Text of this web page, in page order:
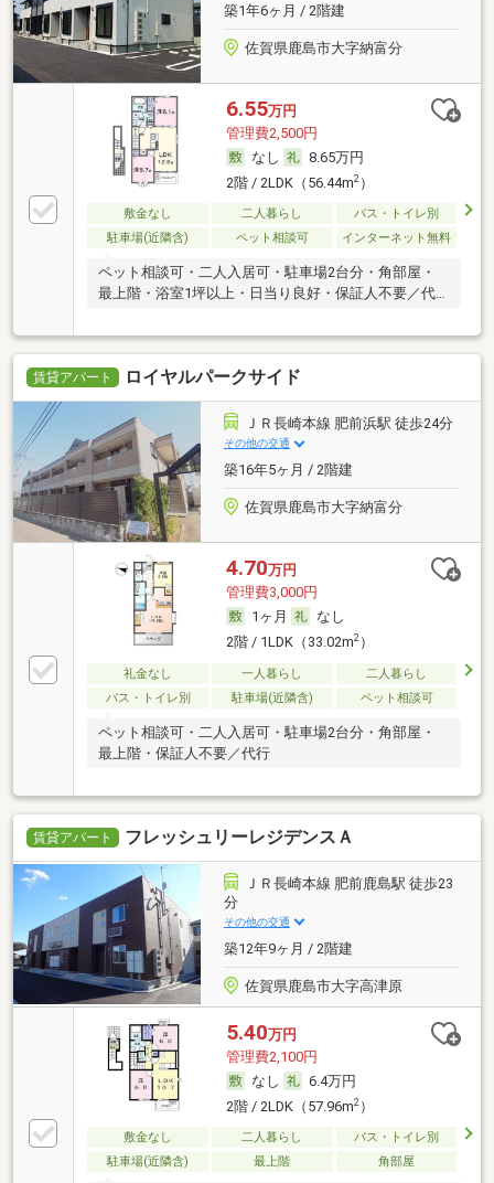
築1年6ヶ月 / 2階建
佐賀県鹿島市大字納富分
6.55万円
管理費2,500円
なし
8.65万円
2階 / 2LDK（56.44m2）
敷金なし 二人暮らし
バス・トイレ別
駐車場(近隣含)
ペット相談可 インターネット無料
ペット相談可・二人入居可・駐車場2台分・角部屋・
最上階・浴室1坪以上・日当り良好・保証人不要／代
賃貸アパート ロイヤルパークサイド
ＪＲ長崎本線 肥前浜駅 徒歩24分
その他の交通
築16年5ヶ月 / 2階建
佐賀県鹿島市大字納富分
4.70万円
管理費3,000円
1ヶ月
なし
2階 / 1LDK（33.02m2）
礼金なし 一人暮らし
二人暮らし
バス・トイレ別
駐車場(近隣含) ペット相談可
ペット相談可・二人入居可・駐車場2台分・角部屋・
最上階・保証人不要／代行
賃貸アパート フレッシュリーレジデンスＡ
ＪＲ長崎本線 肥前鹿島駅 徒歩23
分
その他の交通
築12年9ヶ月 / 2階建
佐賀県鹿島市大字高津原
5.40万円
管理費2,100円
なし
6.4万円
2階 / 2LDK（57.96m2）
敷金なし 二人暮らし
バス・トイレ別
駐車場(近隣含)
最上階 角部屋